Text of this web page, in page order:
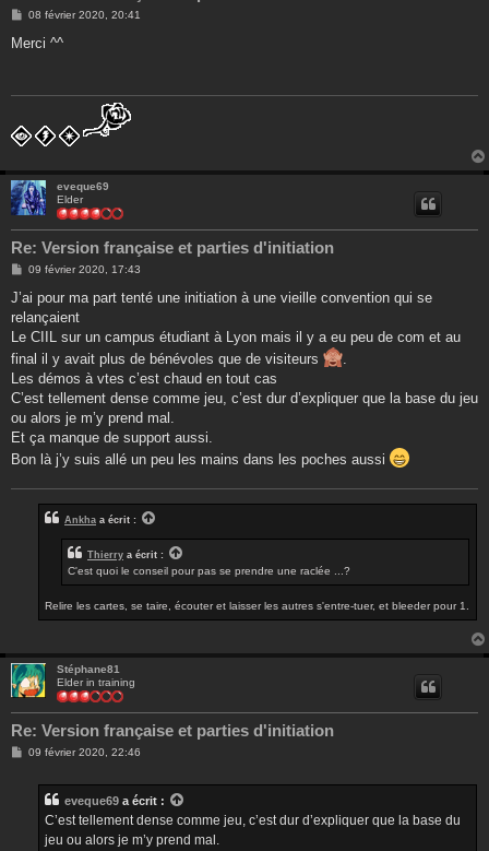
M
s
08 février 2020, 20:41
Merci ^^
eveque69
Elder
Re: Version française et parties d'initiation
M
s
a
g
09 février 2020, 17:43
J’ai pour ma part tenté une initiation à une vieille convention qui se
relançaient
Le CIIL sur un campus étudiant à Lyon mais il y a eu peu de com et au
final il y avait plus de bénévoles que de visiteurs
Les démos à vtes c’est chaud en tout cas
C’est tellement dense comme jeu, c’est dur d’expliquer que la base du jeu
ou alors je m’y prend mal.
Et ça manque de support aussi.
Bon là j’y suis allé un peu les mains dans les poches aussi
Ankha a écrit :
Thierry a écrit :
C'est quoi le conseil pour pas se prendre une raclée ...?
Relire les cartes, se taire, écouter et laisser les autres s'entre-tuer, et bleeder pour 1.
Stéphane81
Elder in training
Re: Version française et parties d'initiation
M09 février 2020, 22:46
eveque69 a écrit :
C’est tellement dense comme jeu, c’est dur d’expliquer que la base du
jeu ou alors je m’y prend mal.